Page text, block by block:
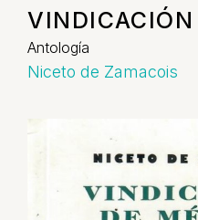
Antología
Niceto de Zamacois